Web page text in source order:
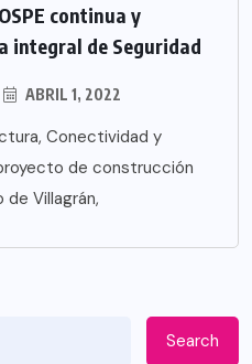
continua y
integral de Seguridad
ABRIL 1, 2022
Conectividad y
de construcción
de Villagrán,
Search